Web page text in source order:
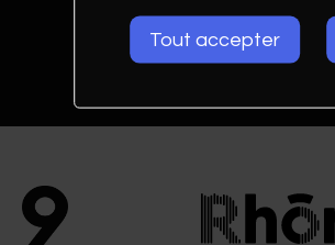
FORMATION
CONTACT
Colin
Aymon
Banque
Cantonale
Tout accepter